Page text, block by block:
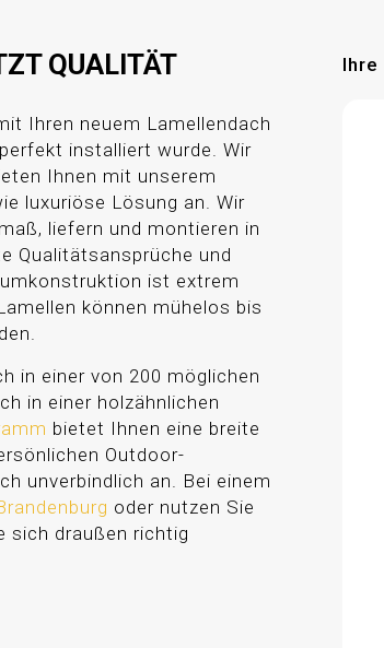
QUALITÄT
Ihren neuem Lamellendach
installiert wurde. Wir
Ihnen mit unserem
luxuriöse Lösung an. Wir
liefern und montieren in
Qualitätsansprüche und
ist extrem
können mühelos bis
in einer von 200 möglichen
in einer holzähnlichen
bietet Ihnen eine breite
Outdoor-
unverbindlich an. Bei einem
oder nutzen Sie
sich draußen richtig
Ihre